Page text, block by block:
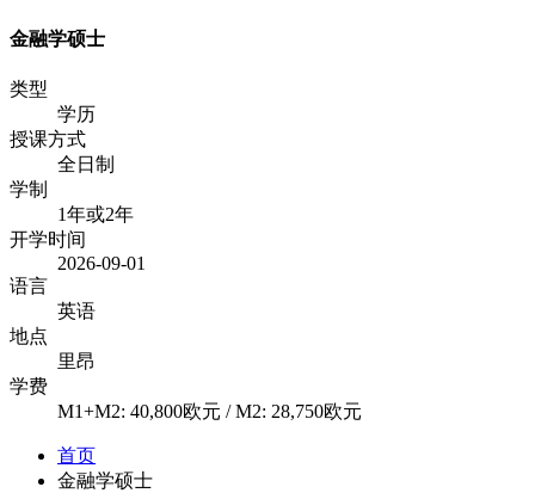
金融学硕士
类型
学历
授课方式
全日制
学制
1年或2年
开学时间
2026-09-01
语言
英语
地点
里昂
学费
M1+M2: 40,800欧元 / M2: 28,750欧元
首页
金融学硕士